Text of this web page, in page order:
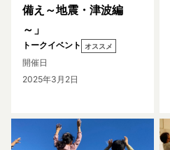
備え～地震・津波編
～」
トークイベント オススメ
開催日
2025年3月2日